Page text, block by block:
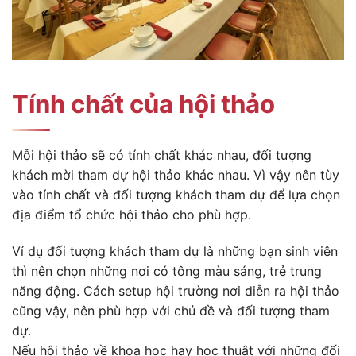
Tính chất của hội thảo
Mỗi hội thảo sẽ có tính chất khác nhau, đối tượng
khách mời tham dự hội thảo khác nhau. Vì vậy nên tùy
vào tính chất và đối tượng khách tham dự để lựa chọn
địa điểm tổ chức hội thảo cho phù hợp.
Ví dụ đối tượng khách tham dự là những bạn sinh viên
thì nên chọn những nơi có tông màu sáng, trẻ trung
năng động. Cách setup hội trường nơi diễn ra hội thảo
cũng vậy, nên phù hợp với chủ đề và đối tượng tham
dự.
Nếu hội thảo về khoa học hay học thuật với những đối